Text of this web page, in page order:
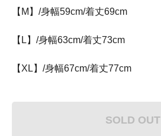
【M】/身幅59cm/着丈69cm
【L】/身幅63cm/着丈73cm
【XL】/身幅67cm/着丈77cm
SOLD OUT